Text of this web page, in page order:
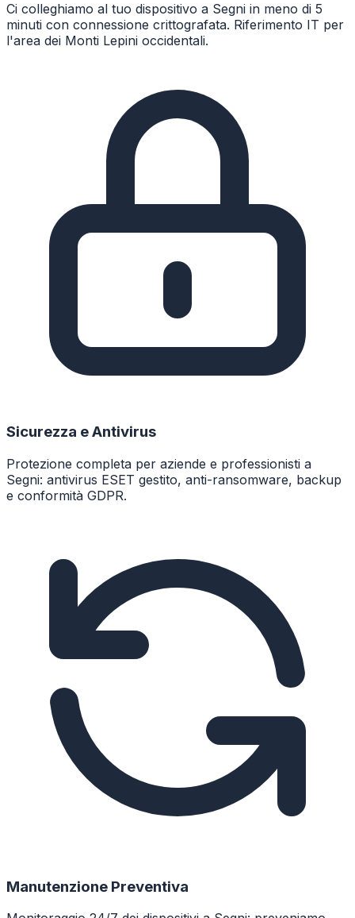
Ci colleghiamo al tuo dispositivo a Segni in meno di 5
minuti con connessione crittografata. Riferimento IT per
l'area dei Monti Lepini occidentali.
Sicurezza e Antivirus
Protezione completa per aziende e professionisti a
Segni: antivirus ESET gestito, anti-ransomware, backup
e conformità GDPR.
Manutenzione Preventiva